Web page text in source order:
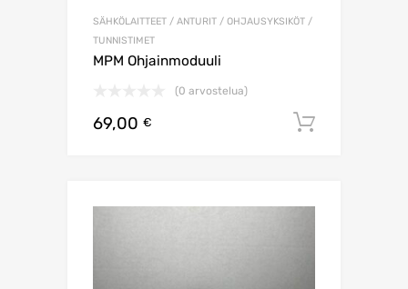
SÄHKÖLAITTEET / ANTURIT / OHJAUSYKSIKÖT /
TUNNISTIMET
MPM Ohjainmoduuli
(0 arvostelua)
69,00 €